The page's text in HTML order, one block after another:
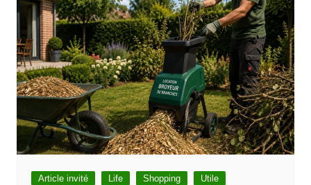
g
a
t
i
o
n
d
e
Article invité Life Shopping Utile